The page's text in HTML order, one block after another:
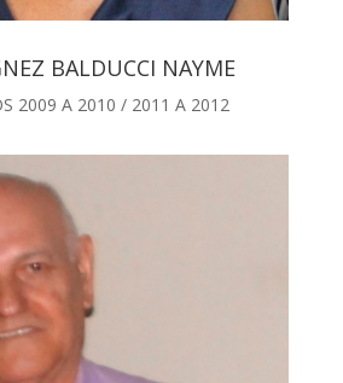
BALDUCCI NAYME
2009 A 2010 / 2011 A 2012